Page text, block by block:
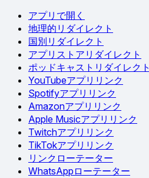
アプリで開く
地理的リダイレクト
国別リダイレクト
アプリストアリダイレクト
ポッドキャストリダイレクト
YouTubeアプリリンク
Spotifyアプリリンク
Amazonアプリリンク
Apple Musicアプリリンク
Twitchアプリリンク
TikTokアプリリンク
リンクローテーター
WhatsAppローテーター